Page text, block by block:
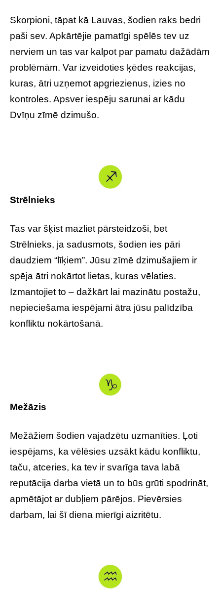
Skorpioni, tāpat kā Lauvas, šodien raks bedri
paši sev. Apkārtējie pamatīgi spēlēs tev uz
nerviem un tas var kalpot par pamatu dažādām
problēmām. Var izveidoties ķēdes reakcijas,
kuras, ātri uzņemot apgriezienus, izies no
kontroles. Apsver iespēju sarunai ar kādu
Dvīņu zīmē dzimušo.
Strēlnieks
Tas var šķist mazliet pārsteidzoši, bet
Strēlnieks, ja sadusmots, šodien ies pāri
daudziem “līķiem”. Jūsu zīmē dzimušajiem ir
spēja ātri nokārtot lietas, kuras vēlaties.
Izmantojiet to – dažkārt lai mazinātu postažu,
nepieciešama iespējami ātra jūsu palīdzība
konfliktu nokārtošanā.
Mežāzis
Mežāžiem šodien vajadzētu uzmanīties. Ļoti
iespējams, ka vēlēsies uzsākt kādu konfliktu,
taču, atceries, ka tev ir svarīga tava labā
reputācija darba vietā un to būs grūti spodrināt,
apmētājot ar dubļiem pārējos. Pievērsies
darbam, lai šī diena mierīgi aizritētu.